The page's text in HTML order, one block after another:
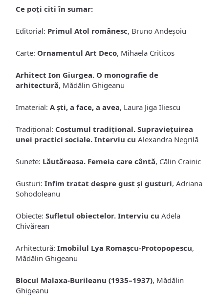
Ce poți citi în sumar:
Editorial: Primul Atol românesc, Bruno Andeșoiu
Carte: Ornamentul Art Deco, Mihaela Criticos
Arhitect Ion Giurgea. O monografie de
arhitectură, Mădălin Ghigeanu
Imaterial: A ști, a face, a avea, Laura Jiga Iliescu
Tradițional: Costumul tradițional. Supraviețuirea
unei practici sociale. Interviu cu Alexandra Negrilă
Sunete: Lăutăreasa. Femeia care cântă, Călin Crainic
Gusturi: Infim tratat despre gust și gusturi, Adriana
Sohodoleanu
Obiecte: Sufletul obiectelor. Interviu cu Adela
Chivărean
Arhitectură: Imobilul Lya Romașcu-Protopopescu,
Mădălin Ghigeanu
Blocul Malaxa-Burileanu (1935–1937), Mădălin
Ghigeanu